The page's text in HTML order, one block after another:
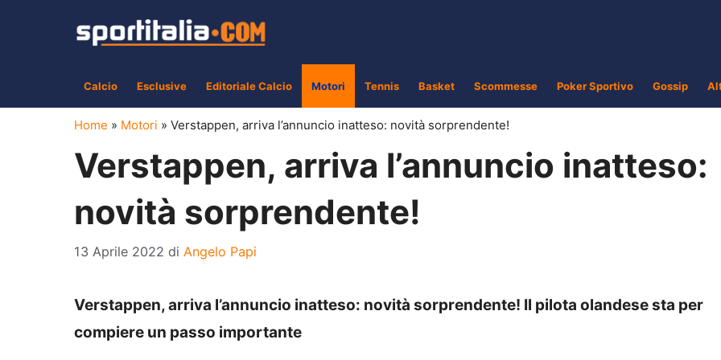
Calcio Esclusive Editoriale Calcio Motori Tennis Basket Scommesse Poker Sportivo Gossip
Home » Motori » Verstappen, arriva l’annuncio inatteso: novità sorprendente!
Verstappen, arriva l’annuncio inatteso:
novità sorprendente!
13 Aprile 2022 di Angelo Papi
Verstappen, arriva l’annuncio inatteso: novità sorprendente! Il pilota olandese sta per
compiere un passo importante